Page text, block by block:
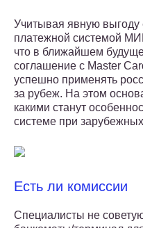
Учитывая явную выгоду
платежной системой
что в ближайшем
соглашение с Master
успешно применять
за рубеж. На этом
какими станут
системе при
Есть ли комиссии
Специалисты не